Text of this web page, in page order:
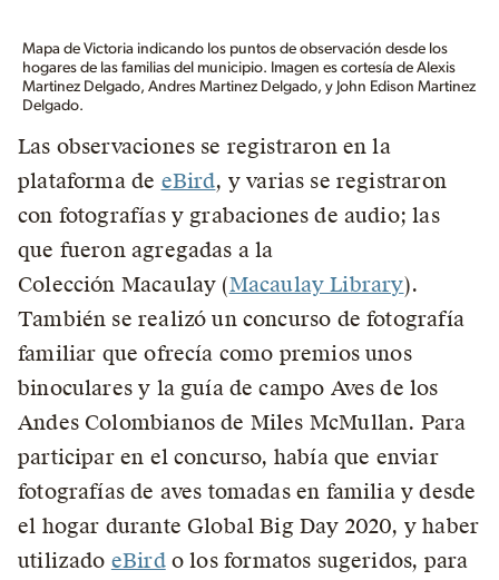
Mapa de Victoria indicando los puntos de observación desde los
hogares de las familias del municipio. Imagen es cortesía de Alexis
Martinez Delgado, Andres Martinez Delgado, y John Edison Martinez
Delgado.
Las observaciones se registraron en la
plataforma de eBird, y varias se registraron
con fotografías y grabaciones de audio; las
que fueron agregadas a la
Colección Macaulay (Macaulay Library).
También se realizó un concurso de fotografía
familiar que ofrecía como premios unos
binoculares y la guía de campo Aves de los
Andes Colombianos de Miles McMullan. Para
participar en el concurso, había que enviar
fotografías de aves tomadas en familia y desde
el hogar durante Global Big Day 2020, y haber
utilizado eBirdo los formatos sugeridos, para